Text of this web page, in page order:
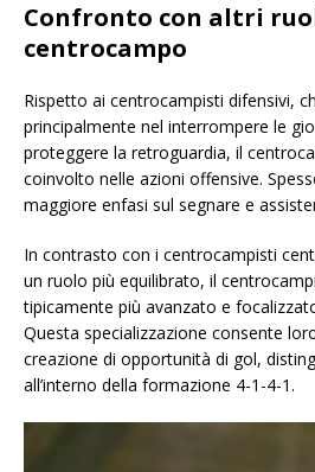
Confronto con altri
centrocampo
Rispetto ai centrocampisti difensivi,
principalmente nel interrompere le
proteggere la retroguardia, il
coinvolto nelle azioni offensive.
maggiore enfasi sul segnare e
In contrasto con i centrocampisti
un ruolo più equilibrato, il
tipicamente più avanzato e
Questa specializzazione consente
creazione di opportunità di gol,
all’interno della formazione 4-1-4-1.